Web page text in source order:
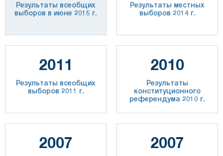
Результаты всеобщих
выборов в июне 2015 г.
Результаты местных
выборов 2014 г.
2011
Результаты всеобщих
выборов 2011 г.
2010
Результаты
конституционного
референдума 2010 г.
2007 2007